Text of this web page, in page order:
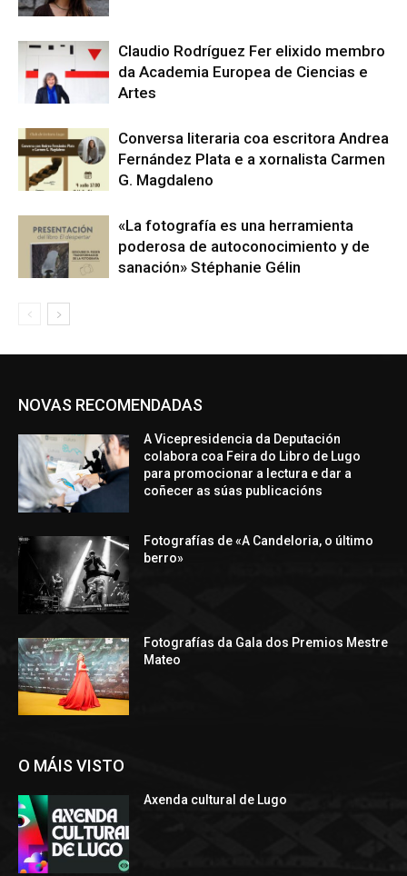
Claudio Rodríguez Fer elixido membro
da Academia Europea de Ciencias e
Artes
Conversa literaria coa escritora Andrea
Fernández Plata e a xornalista Carmen
G. Magdaleno
«La fotografía es una herramienta
poderosa de autoconocimiento y de
sanación» Stéphanie Gélin
NOVAS RECOMENDADAS
A Vicepresidencia da Deputación
colabora coa Feira do Libro de Lugo
para promocionar a lectura e dar a
coñecer as súas publicacións
Fotografías de «A Candeloria, o último
berro»
Fotografías da Gala dos Premios Mestre
Mateo
O MÁIS VISTO
Axenda cultural de Lugo